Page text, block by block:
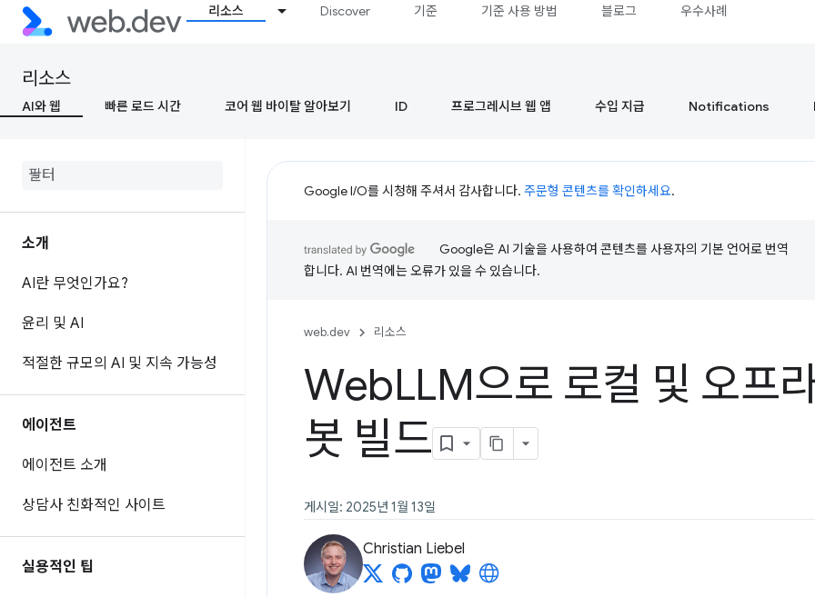
리소스 Discover 기준 기준 사용 방법 블로그 우수사례
리소스
AI와 웹 빠른 로드 시간 코어 웹 바이탈 알아보기 ID 프로그레시브 웹 앱 수입 지급 Notifications
소개
AI란 무엇인가요?
윤리 및 AI
적절한 규모의 AI 및 지속 가능성
에이전트
에이전트 소개
상담사 친화적인 사이트
실용적인 팁
Google I/O를 시청해 주셔서 감사합니다. 주문형 콘텐츠를 확인하세요.
Google은 AI 기술을 사용하여 콘텐츠를 사용자의 기본 언어로 번역
합니다. AI 번역에는 오류가 있을 수 있습니다.
web.dev 리소스
WebLLM으로 로컬 및 오프
봇 빌드
게시일: 2025년 1월 13일
Christian Liebel